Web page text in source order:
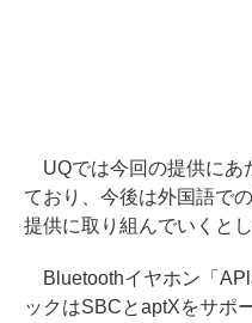
UQでは今回の提供にあ
ており、今後は外国語で
提供に取り組んでいくとし
Bluetoothイヤホン「
ックはSBCとaptXをサポ